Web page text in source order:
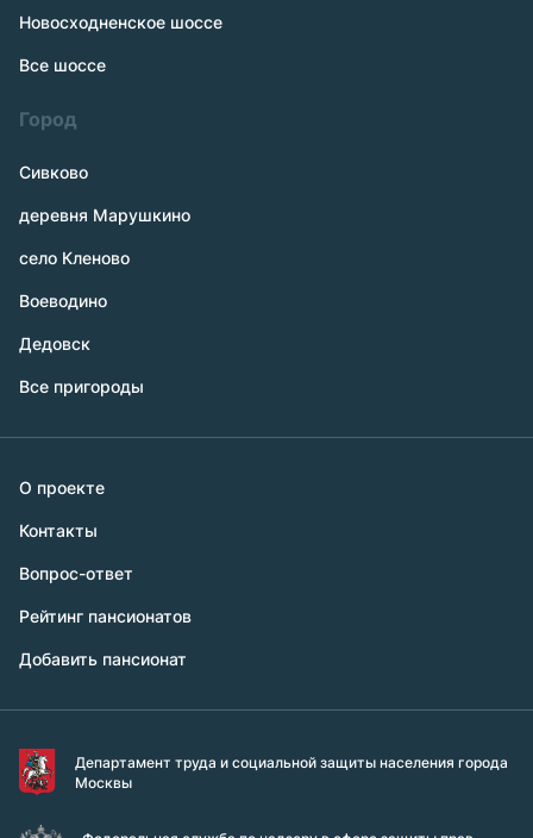
Новосходненское шоссе
Все шоссе
Город
Сивково
деревня Марушкино
село Кленово
Воеводино
Дедовск
Все пригороды
О проекте
Контакты
Вопрос-ответ
Рейтинг пансионатов
Добавить пансионат
Департамент труда и социальной защиты населения города
Москвы